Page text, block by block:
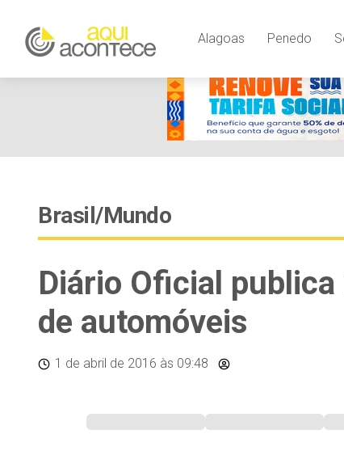
Alagoas Penedo
Brasil/Mundo
Diário Oficial
de automóveis
1 de abril de 2016 às 09:48